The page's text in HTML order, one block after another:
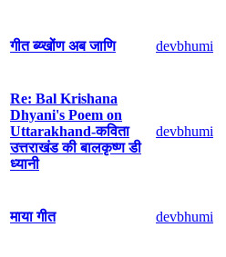
गीत ब्य्खोंण अब जाणि devbhumi
Re: Bal Krishana
Dhyani's Poem on
Uttarakhand-कविता
उत्तराखंड की बालकृष्ण डी
ध्यानी
devbhumi
माया गीत devbhumi